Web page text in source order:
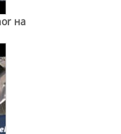
на